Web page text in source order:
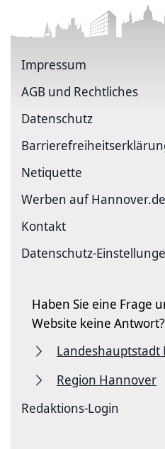
Impressum
AGB und Rechtliches
Datenschutz
Netiquette
Werben auf Hannover.de
Kontakt
Datenschutz-
Haben Sie eine Frage
Website keine Antwort?
Landeshauptstadt
Region Hannover
Redaktions-Login